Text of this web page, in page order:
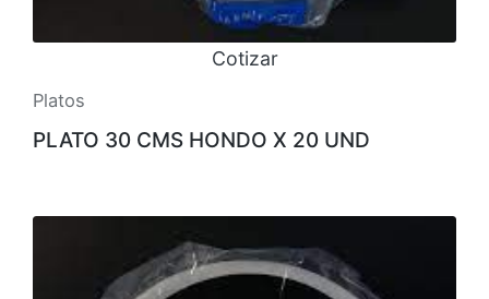
Cotizar
Platos
PLATO 30 CMS HONDO X 20 UND